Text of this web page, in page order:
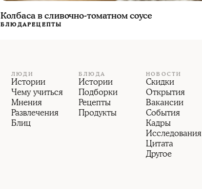
Колбаса в сливочно-томатном соусе
БЛЮДАРЕЦЕПТЫ
ЛЮДИ
Истории
Чему учиться
Мнения
Развлечения
Блиц
БЛЮДА
Истории
Подборки
Рецепты
Продукты
НОВОСТИ
Скидки
Открытия
Вакансии
События
Кадры
Исследования
Цитата
Другое